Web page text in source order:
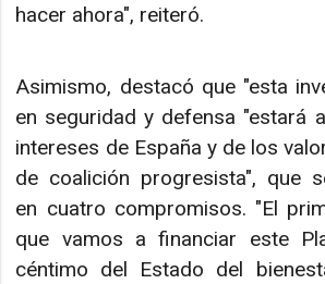
hacer ahora", reiteró.
Asimismo, destacó que "esta
en seguridad y defensa "estará
intereses de España y de los
de coalición progresista", que
en cuatro compromisos. "El
que vamos a financiar este
céntimo del Estado del